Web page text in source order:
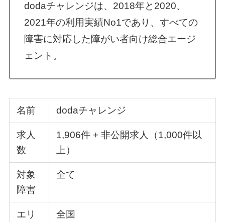
dodaチャレンジは、2018年と2020、
2021年の利用実績No1であり、すべての
障害に対応した障がい者向け総合エージ
ェント。
名前 dodaチャレンジ
求人
数
1,906件 + 非公開求人（1,000件以
上）
対象
障害
全て
エリ
全国